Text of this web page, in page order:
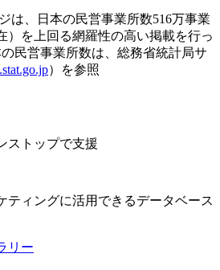
は、日本の民営事業所数516万事業
）を上回る網羅性の高い掲載を行っ
民営事業所数は、総務省統計局サ
）を参照
ストップで支援
ティングに活用できるデータベース